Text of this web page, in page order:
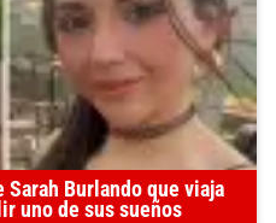
Burlando que viaja
uno de sus sueños